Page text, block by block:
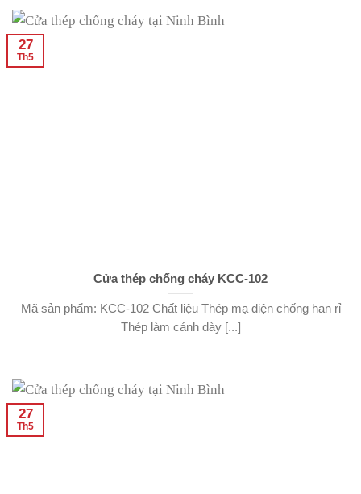
Cửa thép chống cháy KCC-102
Mã sản phẩm: KCC-102 Chất liệu Thép mạ điện chống han rỉ
Thép làm cánh dày [...]
27
Th5
27
Th5